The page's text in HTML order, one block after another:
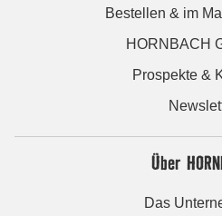
Bestellen & im
HORNBACH
Prospekte &
Über
Das